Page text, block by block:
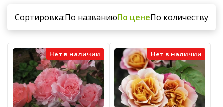
Сортировка:По названиюПо ценеПо количеству
Нет в наличии Нет в наличии